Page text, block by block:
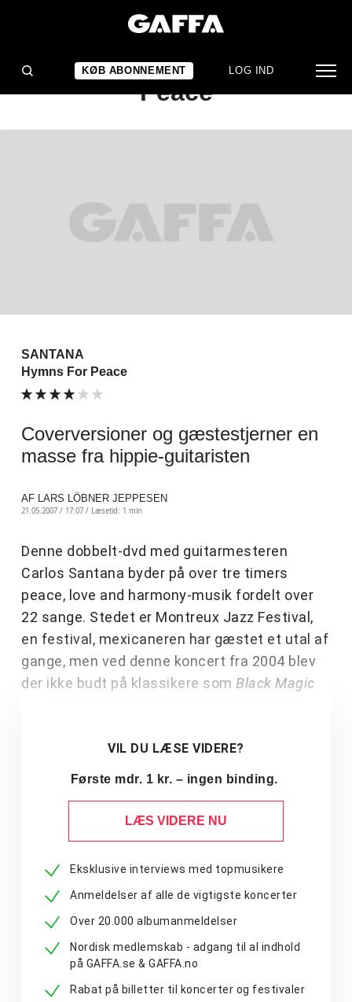
KØB ABONNEMENT LOG IND
KONCERTANMELDELSE
Santana: Hymns For
Peace
SANTANA
Hymns For Peace
Coverversioner og gæstestjerner en
masse fra hippie-guitaristen
AF LARS LÖBNER JEPPESEN
21.05.2007 / 17:07 / Læsetid: 1 min
Denne dobbelt-dvd med guitarmesteren
Carlos Santana byder på over tre timers
peace, love and harmony-musik fordelt over
22 sange. Stedet er Montreux Jazz Festival,
en festival, mexicaneren har gæstet et utal af
gange, men ved denne koncert fra 2004 blev
der ikke budt på klassikere som Black Magic
VIL DU LÆSE VIDERE?
Første mdr. 1 kr. – ingen binding.
LÆS VIDERE NU
Eksklusive interviews med topmusikere
Anmeldelser af alle de vigtigste koncerter
Over 20.000 albumanmeldelser
Nordisk medlemskab - adgang til al indhold
på GAFFA.se & GAFFA.no
Rabat på billetter til koncerter og festivaler